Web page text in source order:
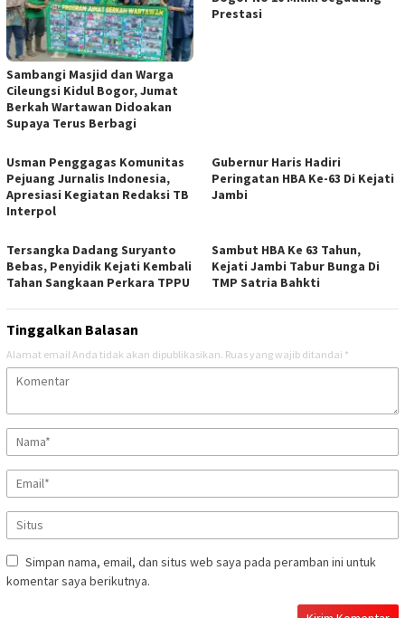
Sambangi Masjid dan Warga
Cileungsi Kidul Bogor, Jumat
Berkah Wartawan Didoakan
Supaya Terus Berbagi
Prestasi
Usman Penggagas Komunitas
Pejuang Jurnalis Indonesia,
Apresiasi Kegiatan Redaksi TB
Interpol
Gubernur Haris Hadiri
Peringatan HBA Ke-63 Di Kejati
Jambi
Tersangka Dadang Suryanto
Bebas, Penyidik Kejati Kembali
Tahan Sangkaan Perkara TPPU
Sambut HBA Ke 63 Tahun,
Kejati Jambi Tabur Bunga Di
TMP Satria Bahkti
Tinggalkan Balasan
Alamat email Anda tidak akan dipublikasikan. Ruas yang wajib ditandai *
Simpan nama, email, dan situs web saya pada peramban ini untuk
komentar saya berikutnya.